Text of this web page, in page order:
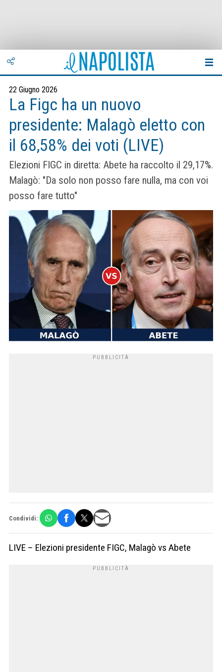
22 Giugno 2026
La Figc ha un nuovo
presidente: Malagò eletto con
il 68,58% dei voti (LIVE)
Elezioni FIGC in diretta: Abete ha raccolto il 29,17%.
Malagò: "Da solo non posso fare nulla, ma con voi
posso fare tutto"
Condividi:
LIVE – Elezioni presidente FIGC, Malagò vs Abete